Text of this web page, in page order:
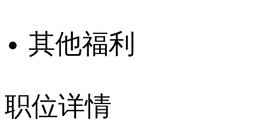
其他福利
职位详情